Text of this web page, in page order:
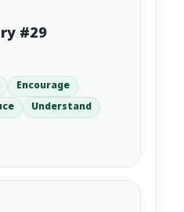
#29
Encourage
Understand